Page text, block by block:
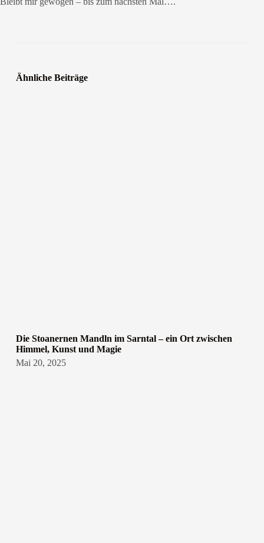
Ähnliche Beiträge
Die Stoanernen Mandln im Sarntal – ein Ort zwischen
Himmel, Kunst und Magie
Mai 20, 2025